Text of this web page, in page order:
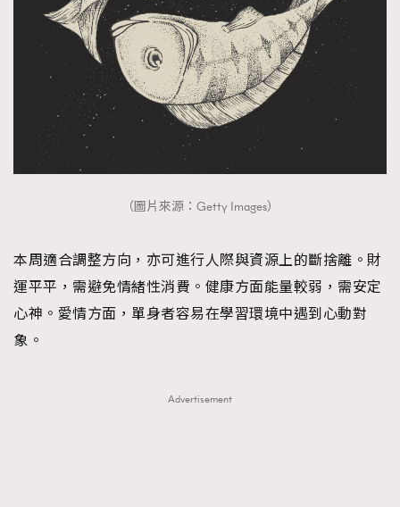
（圖片來源：Getty Images）
本周適合調整方向，亦可進行人際與資源上的斷捨離。財
運平平，需避免情緒性消費。健康方面能量較弱，需安定
心神。愛情方面，單身者容易在學習環境中遇到心動對
象。
Advertisement